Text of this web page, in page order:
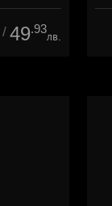
/ 49.93
лв.